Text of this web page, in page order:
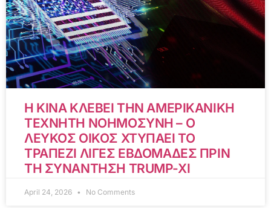
Η ΚΙΝΑ ΚΛΕΒΕΙ ΤΗΝ ΑΜΕΡΙΚΑΝΙΚΗ
ΤΕΧΝΗΤΗ ΝΟΗΜΟΣΥΝΗ – Ο
ΛΕΥΚΟΣ ΟΙΚΟΣ ΧΤΥΠΑΕΙ ΤΟ
ΤΡΑΠΕΖΙ ΛΙΓΕΣ ΕΒΔΟΜΑΔΕΣ ΠΡΙΝ
ΤΗ ΣΥΝΑΝΤΗΣΗ TRUMP-XI
April 24, 2026 No Comments